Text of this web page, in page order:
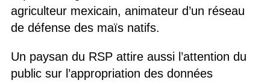
agriculteur mexicain, animateur d’un réseau
de défense des maïs natifs.
Un paysan du RSP attire aussi l’attention du
public sur l’appropriation des données